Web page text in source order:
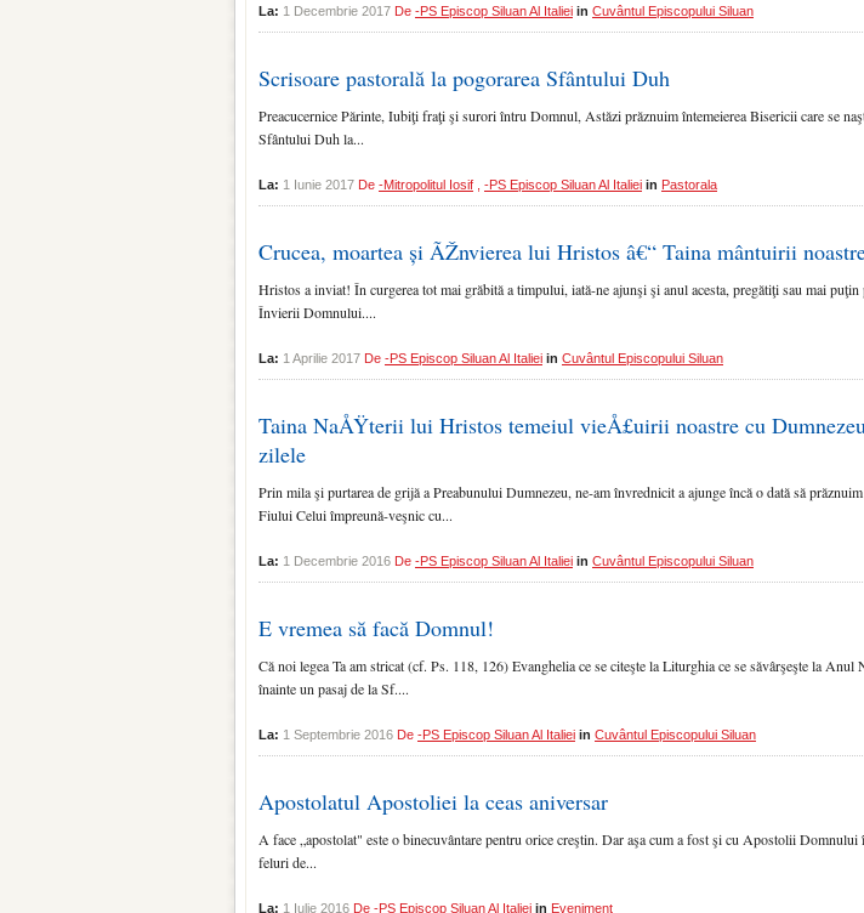
La: 1 Decembrie 2017 De -PS Episcop Siluan Al Italiei in Cuvântul Episcopului Siluan
Scrisoare pastorală la pogorarea Sfântului Duh
Preacucernice Părinte, Iubiţi fraţi şi surori întru Domnul, Astăzi prăznuim întemeierea Bisericii care se
Sfântului Duh la...
La: 1 Iunie 2017 De -Mitropolitul Iosif -PS Episcop Siluan Al Italiei in Pastorala
Crucea, moartea și ÃŽnvierea lui Hristos â€“ Taina mântuirii
Hristos a inviat! În curgerea tot mai grăbită a timpu­lui, iată-ne ajunşi şi anul acesta, pregătiţi sau mai
Învierii Domnului....
La: 1 Aprilie 2017 De -PS Episcop Siluan Al Italiei in Cuvântul Episcopului Siluan
Taina NaÅŸterii lui Hristos temeiul vieÅ£uirii noastre cu
zilele
Prin mila şi purtarea de grijă a Preabunului Dumnezeu, ne-am învred­nicit a ajunge încă o dată să
Fiului Celui împreună-veşnic cu...
La: 1 Decembrie 2016 De -PS Episcop Siluan Al Italiei in Cuvântul Episcopului Siluan
E vremea să facă Domnul!
Că noi legea Ta am stricat (cf. Ps. 118, 126) Evanghelia ce se citeşte la Liturghia ce se săvârşeşte la Anul
înainte un pasaj de la Sf....
La: 1 Septembrie 2016 De -PS Episcop Siluan Al Italiei in Cuvântul Episcopului Siluan
Apostolatul Apostoliei la ceas aniversar
A face „apostolat" este o bi­necuvântare pentru ori­ce creştin. Dar aşa cum a fost şi cu Apostolii
feluri de...
La: 1 Iulie 2016 De -PS Episcop Siluan Al Italiei in Eveniment